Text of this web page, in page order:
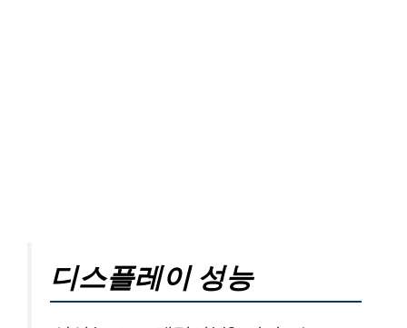
디스플레이 성능